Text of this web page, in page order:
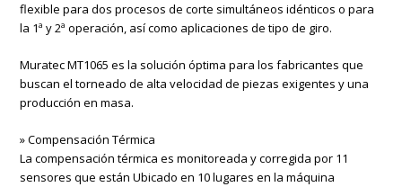
flexible para dos procesos de corte simultáneos idénticos o para
la 1ª y 2ª operación, así como aplicaciones de tipo de giro.
Muratec MT1065 es la solución óptima para los fabricantes que
buscan el torneado de alta velocidad de piezas exigentes y una
producción en masa.
» Compensación Térmica
La compensación térmica es monitoreada y corregida por 11
sensores que están Ubicado en 10 lugares en la máquina